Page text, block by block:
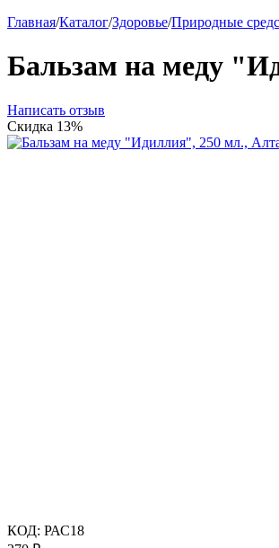
Главная/Каталог/Здоровье/Природные
Бальзам на меду
Написать отзыв
Скидка 13%
КОД: РАС18